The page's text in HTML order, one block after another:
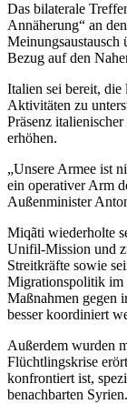
Das bilaterale
Annäherung“ an
Meinungsaustausch
Bezug auf den
Italien sei bereit, die
Aktivitäten zu
Präsenz
erhöhen.
„Unsere Armee ist
ein operativer Arm
Außenminister
Miqãti wiederholte
Unifil-Mission und
Streitkräfte sowie
Migrationspolitik im
Maßnahmen gegen
besser koordiniert
Außerdem wurden
Flüchtlingskrise
konfrontiert ist,
benachbarten Syrien.